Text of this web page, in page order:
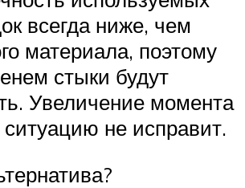
всегда ниже, чем
материала, поэтому
стыки будут
Увеличение момента
ситуацию не исправит.